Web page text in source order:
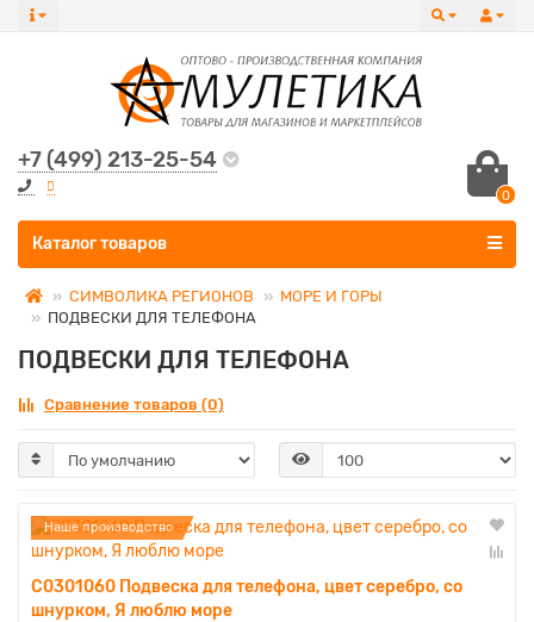
+7 (499) 213-25-54
0
Все категории
Каталог товаров
СИМВОЛИКА РЕГИОНОВ
МОРЕ И ГОРЫ
ПОДВЕСКИ ДЛЯ ТЕЛЕФОНА
ПОДВЕСКИ ДЛЯ ТЕЛЕФОНА
Сравнение товаров (0)
Наше производство
C0301060 Подвеска для телефона, цвет серебро, со
шнурком, Я люблю море